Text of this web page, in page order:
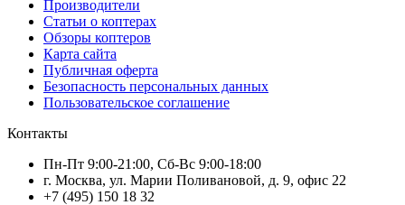
Производители
Статьи о коптерах
Обзоры коптеров
Карта сайта
Публичная оферта
Безопасность персональных данных
Пользовательское соглашение
Контакты
Пн-Пт 9:00-21:00, Сб-Вс 9:00-18:00
г. Москва, ул. Марии Поливановой, д. 9, офис 22
+7 (495) 150 18 32